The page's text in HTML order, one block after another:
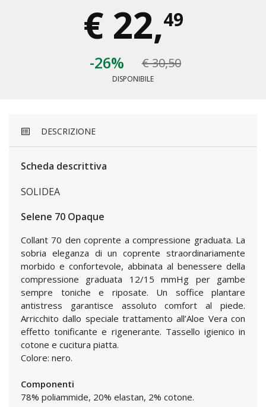
€ 22,49
-26% € 30,50
DISPONIBILE
DESCRIZIONE
Scheda descrittiva
SOLIDEA
Selene 70 Opaque
Collant 70 den coprente a compressione graduata. La
sobria eleganza di un coprente straordinariamente
morbido e confortevole, abbinata al benessere della
compressione graduata 12/15 mmHg per gambe
sempre toniche e riposate. Un soffice plantare
antistress garantisce assoluto comfort al piede.
Arricchito dallo speciale trattamento all’Aloe Vera con
effetto tonificante e rigenerante. Tassello igienico in
cotone e cucitura piatta.
Colore: nero.
Componenti
78% poliammide, 20% elastan, 2% cotone.